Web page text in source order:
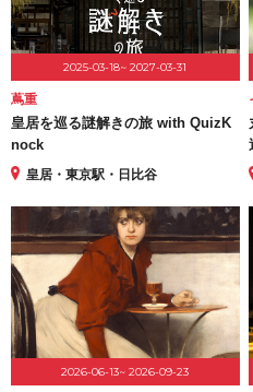
2025-03-18~ 2027-03-31
蔦重
皇居を巡る謎解きの旅 with QuizK
nock
皇居・東京駅・日比谷
2026-06-13~ 2026-09-23